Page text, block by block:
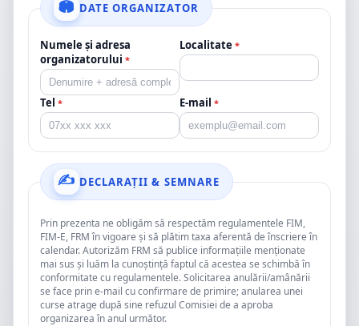
DATE ORGANIZATOR
Numele și adresa
organizatorului *
Localitate *
Tel * E-mail *
DECLARAȚII & SEMNARE
Prin prezenta ne obligăm să respectăm regulamentele FIM,
FIM-E, FRM în vigoare și să plătim taxa aferentă de înscriere în
calendar. Autorizăm FRM să publice informațiile menționate
mai sus și luăm la cunoștință faptul că acestea se schimbă în
conformitate cu regulamentele. Solicitarea anulării/amânării
se face prin e-mail cu confirmare de primire; anularea unei
curse atrage după sine refuzul Comisiei de a aproba
organizarea în anul următor.